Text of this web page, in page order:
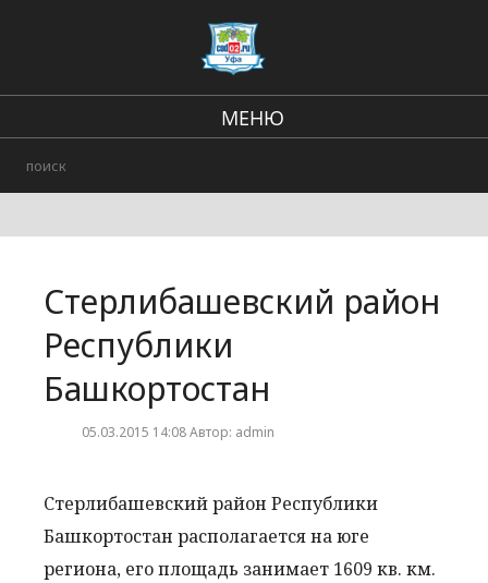
МЕНЮ
Городские события
Стерлибашевский район
Республики
Башкортостан
05.03.2015 14:08 Автор: admin
Стерлибашевский район Республики
Башкортостан располагается на юге
региона, его площадь занимает 1609 кв. км.